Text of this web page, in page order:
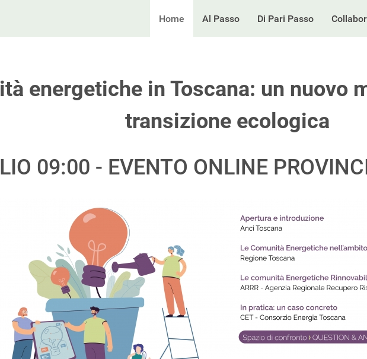
Home Al Passo Di Pari Passo
energetiche in Toscana: un nuovo
transizione ecologica
09:00 - EVENTO ONLINE